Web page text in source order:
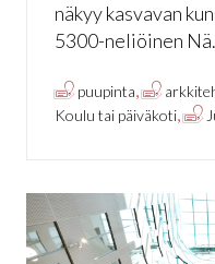
näkyy kasvavan
5300-neliöinen
puupinta,
Koulu tai päiväkoti,